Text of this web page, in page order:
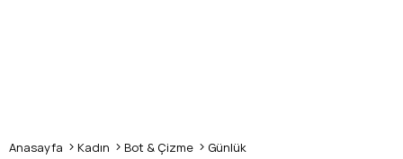
Anasayfa Kadın Bot & Çizme Günlük